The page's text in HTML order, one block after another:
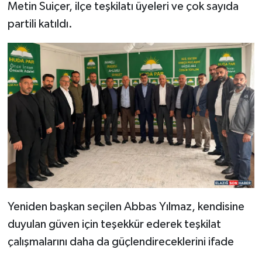
Metin Suiçer, ilçe teşkilatı üyeleri ve çok sayıda
partili katıldı.
Yeniden başkan seçilen Abbas Yılmaz, kendisine
duyulan güven için teşekkür ederek teşkilat
çalışmalarını daha da güçlendireceklerini ifade
SİYASET
SPOR
TEKNOLOJİ
YAŞAM